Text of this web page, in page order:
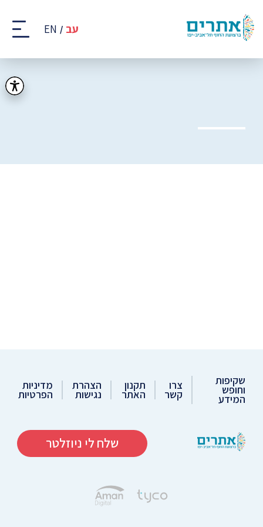
קבוצת
אתרים
-
עב EN
שקיפות
וחופש
המידע
צרו
קשר
תקנון
האתר
הצהרת
נגישות
מדיניות
הפרטיות
שלח לי ניוזלטר